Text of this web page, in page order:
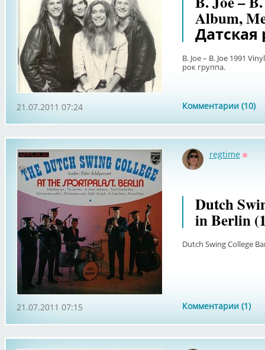
Album,
Датская
B. Joe – B. Joe 1991
рок группа.
Комментарии (10)
21.07.2011 07:24
regtime
Dutch
in Berlin
Dutch Swing College
Комментарии (1)
21.07.2011 07:15